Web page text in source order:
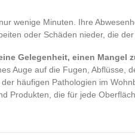
wenige Minuten. Ihre
oder Schäden nieder, die
Gelegenheit, einen Mangel
Auge auf die Fugen, Abflüsse,
häufigen Pathologien im
Produkten, die für jede